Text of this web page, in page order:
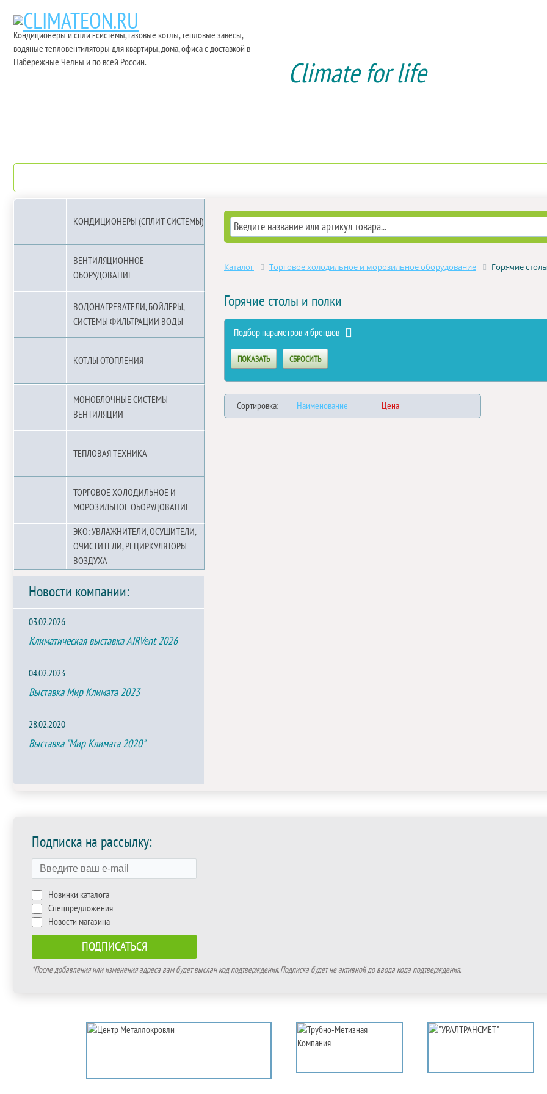
Кондиционеры и сплит-системы, газовые котлы, тепловые завесы,
водяные тепловентиляторы для квартиры, дома, офиса с доставкой в
Набережные Челны и по всей России.
Climate for life
КОНДИЦИОНЕРЫ (СПЛИТ-СИСТЕМЫ)
ВЕНТИЛЯЦИОННОЕ
ОБОРУДОВАНИЕ
ВОДОНАГРЕВАТЕЛИ, БОЙЛЕРЫ,
СИСТЕМЫ ФИЛЬТРАЦИИ ВОДЫ
КОТЛЫ ОТОПЛЕНИЯ
МОНОБЛОЧНЫЕ СИСТЕМЫ
ВЕНТИЛЯЦИИ
ТЕПЛОВАЯ ТЕХНИКА
ТОРГОВОЕ ХОЛОДИЛЬНОЕ И
МОРОЗИЛЬНОЕ ОБОРУДОВАНИЕ
ЭКО: УВЛАЖНИТЕЛИ, ОСУШИТЕЛИ,
ОЧИСТИТЕЛИ, РЕЦИРКУЛЯТОРЫ
ВОЗДУХА
Новости компании:
03.02.2026
Климатическая выставка AIRVent 2026
04.02.2023
Выставка Мир Климата 2023
28.02.2020
Выставка "Мир Климата 2020"
Каталог Торговое холодильное и морозильное оборудование Горячие
Горячие столы и полки
Подбор параметров и брендов
Сортировка: Наименование Цена
Подписка на рассылку:
Новинки каталога
Спецпредложения
Новости магазина
*После добавления или изменения адреса вам будет выслан код подтверждения. Подписка будет не активной до ввода кода подтверждения.